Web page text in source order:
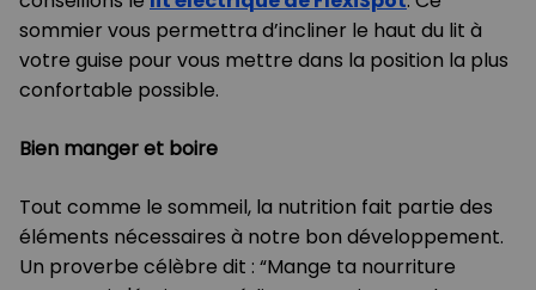
sommier vous permettra d’incliner le haut du lit à
votre guise pour vous mettre dans la position la plus
confortable possible.
Bien manger et boire
Tout comme le sommeil, la nutrition fait partie des
éléments nécessaires à notre bon développement.
Un proverbe célèbre dit : “Mange ta nourriture